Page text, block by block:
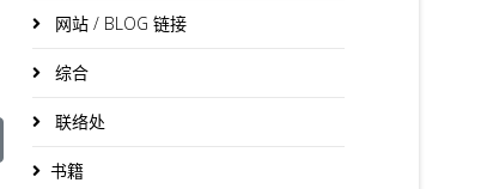
网站 / BLOG 链接
综合
联络处
书籍